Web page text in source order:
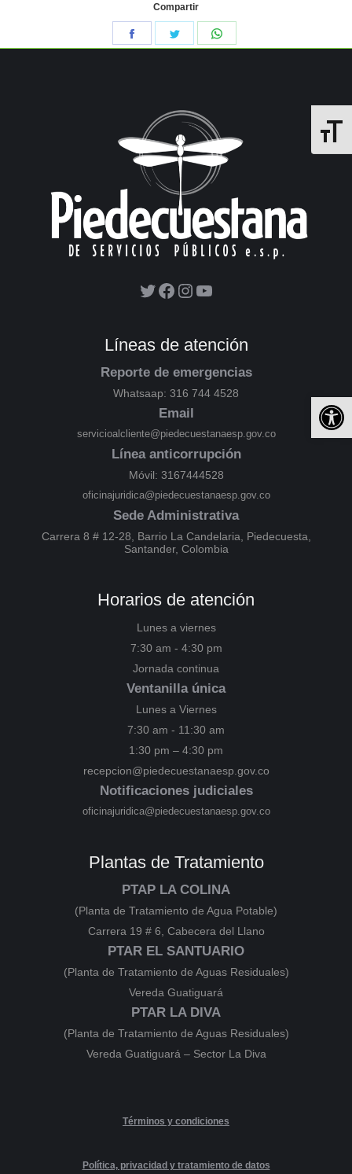
Compartir
Líneas de atención
Reporte de emergencias
Whatsaap: 316 744 4528
Email
servicioalcliente@piedecuestanaesp.gov.co
Línea anticorrupción
Móvil: 3167444528
oficinajuridica@piedecuestanaesp.gov.co
Sede Administrativa
Carrera 8 # 12-28, Barrio La Candelaria, Piedecuesta,
Santander, Colombia
Horarios de atención
Lunes a viernes
7:30 am - 4:30 pm
Jornada continua
Ventanilla única
Lunes a Viernes
7:30 am - 11:30 am
1:30 pm – 4:30 pm
recepcion@piedecuestanaesp.gov.co
Notificaciones judiciales
oficinajuridica@piedecuestanaesp.gov.co
Plantas de Tratamiento
PTAP LA COLINA
(Planta de Tratamiento de Agua Potable)
Carrera 19 # 6, Cabecera del Llano
PTAR EL SANTUARIO
(Planta de Tratamiento de Aguas Residuales)
Vereda Guatiguará
PTAR LA DIVA
(Planta de Tratamiento de Aguas Residuales)
Vereda Guatiguará – Sector La Diva
Términos y condiciones
Política, privacidad y tratamiento de datos